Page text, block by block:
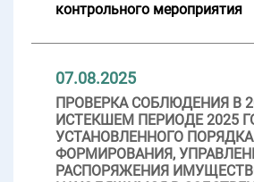
контрольного мероприятия
07.08.2025
ПРОВЕРКА СОБЛЮДЕНИЯ В
ИСТЕКШЕМ ПЕРИОДЕ 2025
УСТАНОВЛЕННОГО ПОРЯДКА
ФОРМИРОВАНИЯ,
РАСПОРЯЖЕНИЯ